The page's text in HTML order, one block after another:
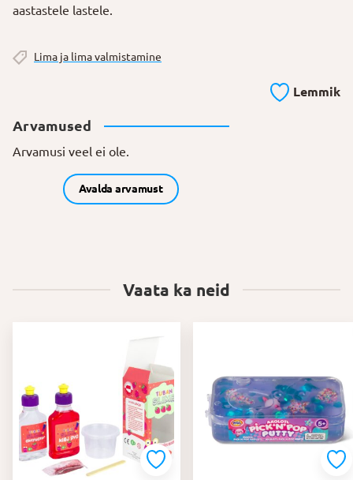
aastastele lastele.
Lemmik
Lima ja lima valmistamine
Arvamused
Arvamusi veel ei ole.
Avalda arvamust
Vaata ka neid